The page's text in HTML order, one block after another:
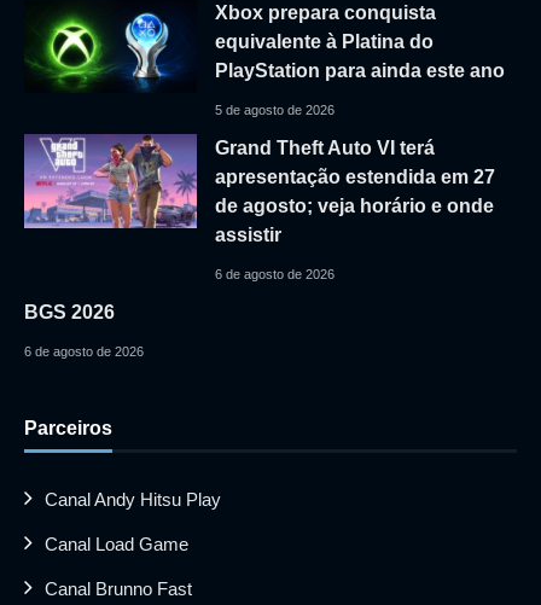
Xbox prepara conquista
equivalente à Platina do
PlayStation para ainda este ano
5 de agosto de 2026
Grand Theft Auto VI terá
apresentação estendida em 27
de agosto; veja horário e onde
assistir
6 de agosto de 2026
BGS 2026
6 de agosto de 2026
Parceiros
Canal Andy Hitsu Play
Canal Load Game
Canal Brunno Fast